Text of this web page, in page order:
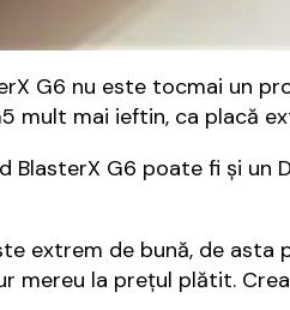
G6 nu este tocmai un
mult mai ieftin, ca placă
BlasterX G6 poate fi și
extrem de bună, de
mereu la prețul plătit.